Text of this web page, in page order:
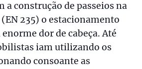
a construção de passeios na
235) o estacionamento
dor de cabeça. Até
iam utilizando os
consoante as